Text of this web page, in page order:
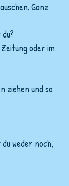
Ganz
oder im
ziehen und so
weder noch,